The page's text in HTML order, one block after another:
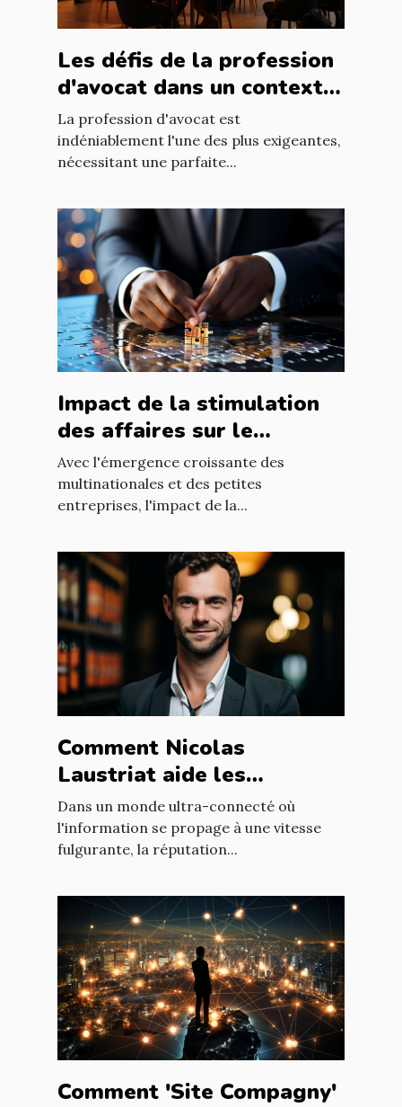
Les défis de la profession
d'avocat dans un contexte
international à Nantes
La profession d'avocat est
indéniablement l'une des plus exigeantes,
nécessitant une parfaite...
Impact de la stimulation
des affaires sur le
développement
économique mondial
Avec l'émergence croissante des
multinationales et des petites
entreprises, l'impact de la...
Comment Nicolas
Laustriat aide les
entreprises à améliorer
leur e-réputation
Dans un monde ultra-connecté où
l'information se propage à une vitesse
fulgurante, la réputation...
Comment 'Site Compagny'